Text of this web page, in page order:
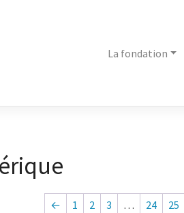
La fondation
← 1 2 3 … 24 25